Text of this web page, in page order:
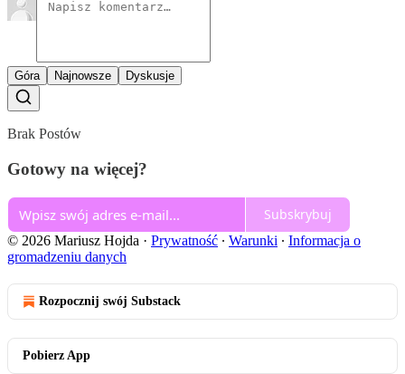
Góra Najnowsze Dyskusje
Brak Postów
Gotowy na więcej?
Subskrybuj
© 2026 Mariusz Hojda · Prywatność ∙ Warunki ∙ Informacja o
gromadzeniu danych
Rozpocznij swój Substack
Pobierz App